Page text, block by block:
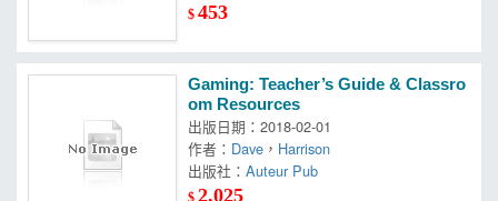
$453
Gaming: Teacher’s Guide & Classro
om Resources
出版日期：2018-02-01
作者： Dave ， Harrison
出版社：Auteur Pub
$2,025